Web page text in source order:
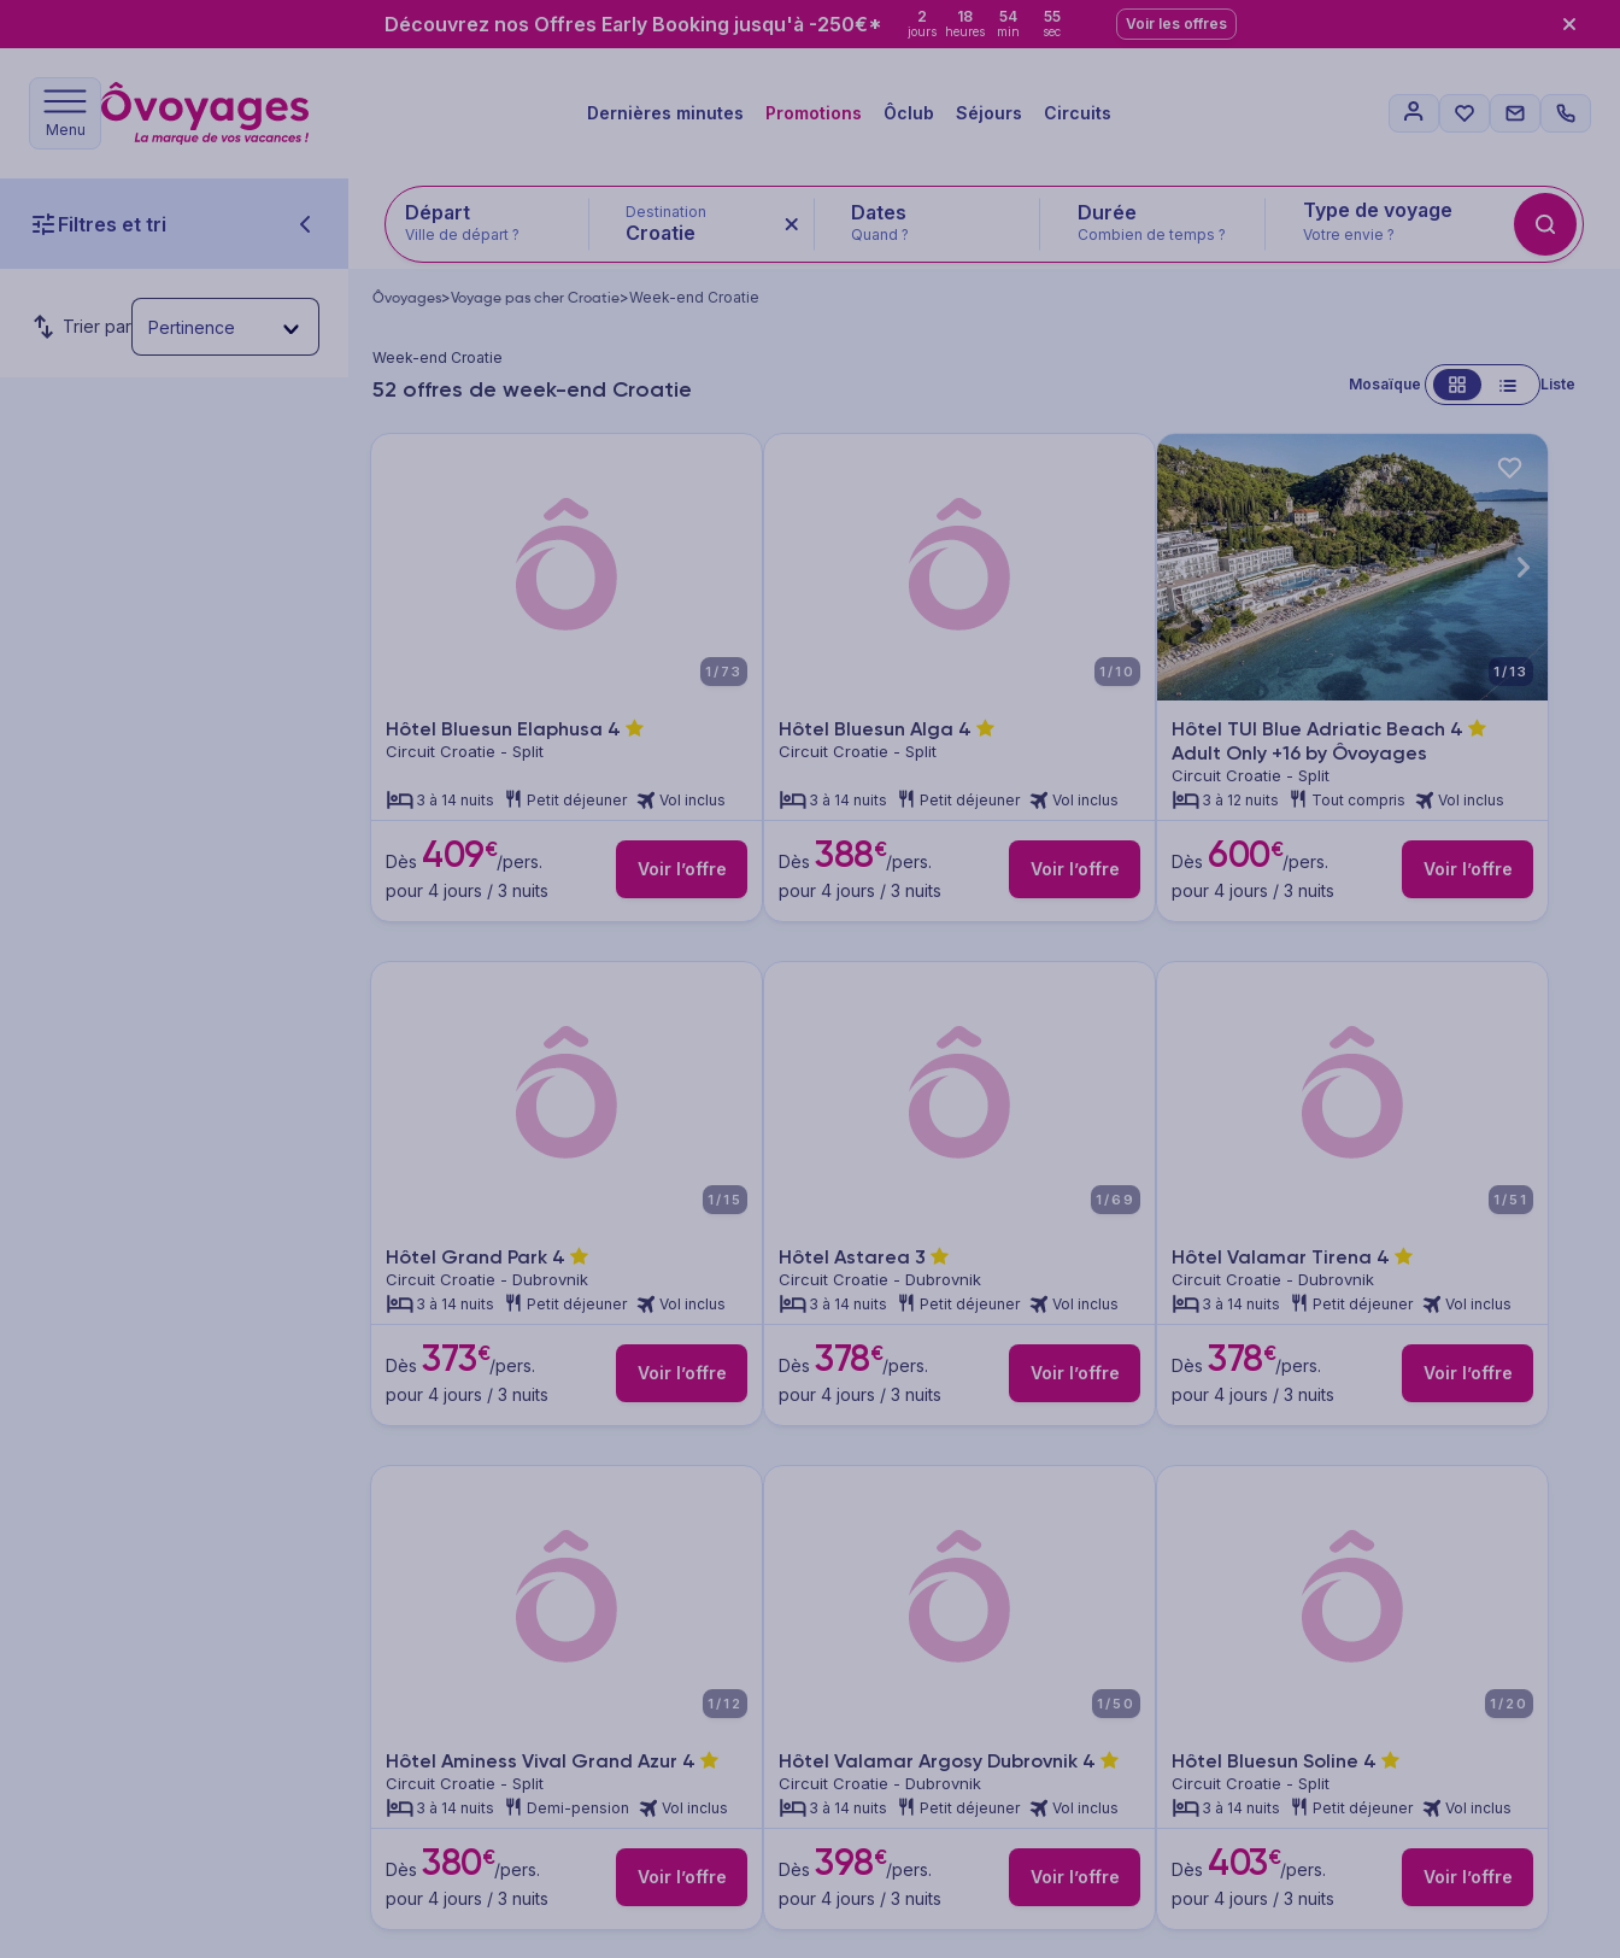
Découvrez nos Offres Early Booking jusqu'à -250€* 2
jours
18
heures
54
min
54
sec Voir les offres
Menu
Dernières minutes Promotions Ôclub Séjours Circuits
Filtres et tri Départ
Ville de départ ?
Destination
Croatie Quand ? Combien de temps ?
Type de voyage
Votre envie ?
Trier par Pertinence
Ôvoyages>Voyage pas cher Croatie>Week-end Croatie
Week-end Croatie
52 offres de week-end Croatie Mosaïque Liste
1/73
Hôtel Bluesun Elaphusa 4
Circuit Croatie - Split
3 à 14 nuits Petit déjeuner Vol inclus
Dès 409€/pers.
pour 4 jours / 3 nuits
Voir l’offre
1/10
Hôtel Bluesun Alga 4
Circuit Croatie - Split
3 à 14 nuits Petit déjeuner Vol inclus
Dès 388€/pers.
pour 4 jours / 3 nuits
Voir l’offre
1/13
Hôtel TUI Blue Adriatic Beach 4
Adult Only +16 by Ôvoyages
Circuit Croatie - Split
3 à 12 nuits Tout compris Vol inclus
Dès 600€/pers.
pour 4 jours / 3 nuits
Voir l’offre
1/15
Hôtel Grand Park 4
Circuit Croatie - Dubrovnik
3 à 14 nuits Petit déjeuner Vol inclus
Dès 373€/pers.
pour 4 jours / 3 nuits
Voir l’offre
1/69
Hôtel Astarea 3
Circuit Croatie - Dubrovnik
3 à 14 nuits Petit déjeuner Vol inclus
Dès 378€/pers.
pour 4 jours / 3 nuits
Voir l’offre
1/51
Hôtel Valamar Tirena 4
Circuit Croatie - Dubrovnik
3 à 14 nuits Petit déjeuner Vol inclus
Dès 378€/pers.
pour 4 jours / 3 nuits
Voir l’offre
1/12
Hôtel Aminess Vival Grand Azur 4
Circuit Croatie - Split
3 à 14 nuits Demi-pension Vol inclus
Dès 380€/pers.
pour 4 jours / 3 nuits
Voir l’offre
1/50
Hôtel Valamar Argosy Dubrovnik 4
Circuit Croatie - Dubrovnik
3 à 14 nuits Petit déjeuner Vol inclus
Dès 398€/pers.
pour 4 jours / 3 nuits
Voir l’offre
1/20
Hôtel Bluesun Soline 4
Circuit Croatie - Split
3 à 14 nuits Petit déjeuner Vol inclus
Dès 403€/pers.
pour 4 jours / 3 nuits
Voir l’offre